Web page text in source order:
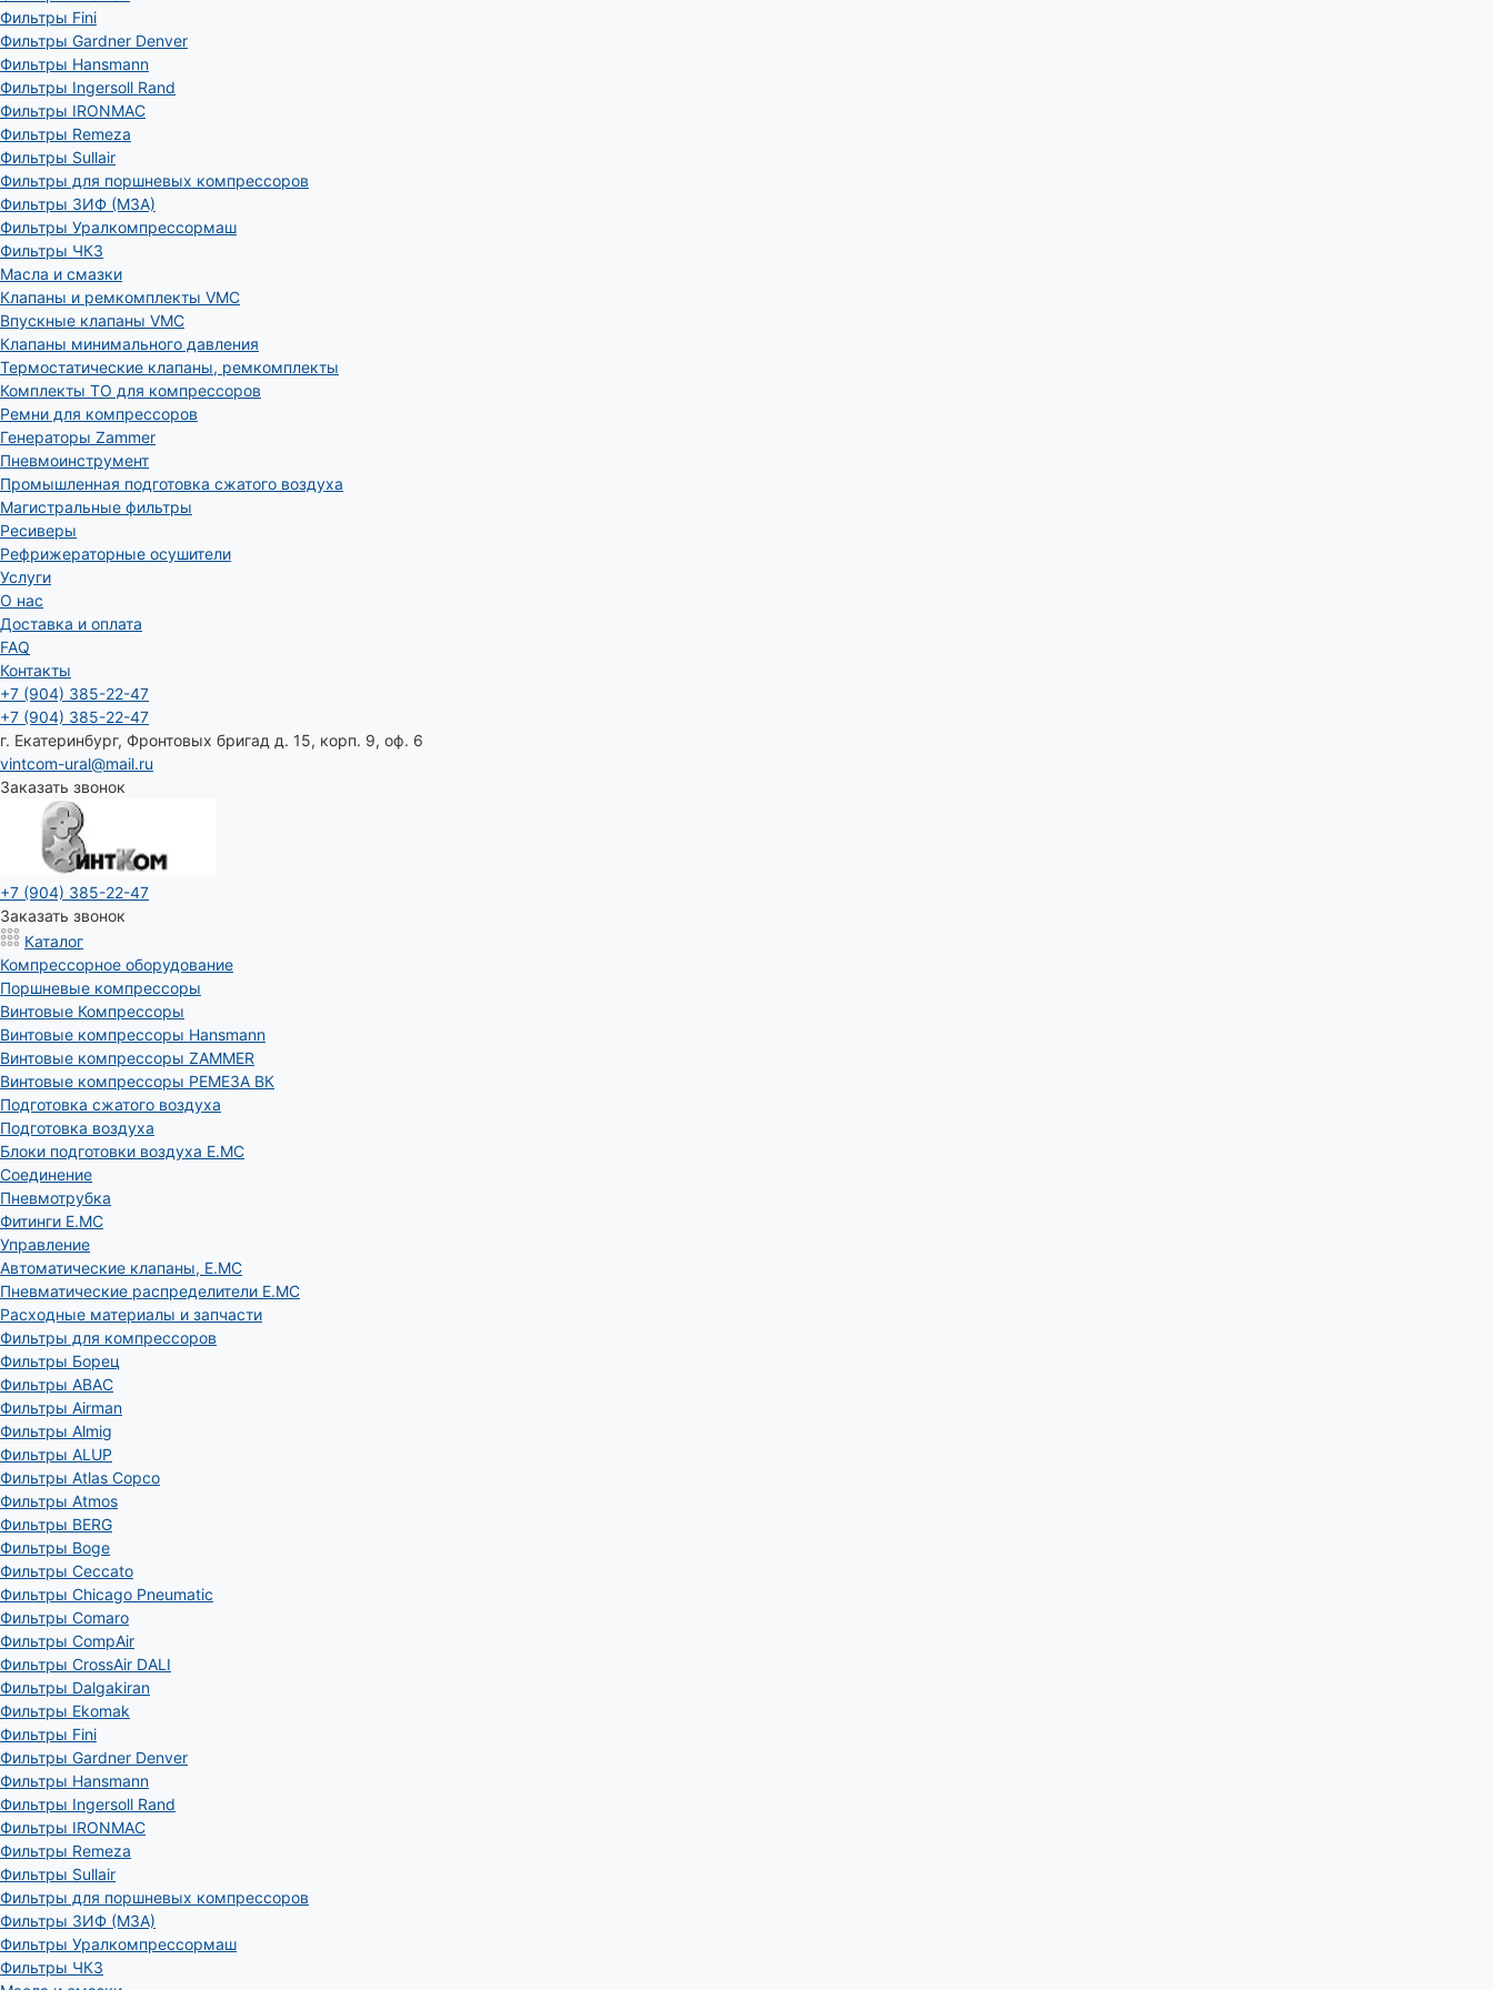
Фильтры Fini
Фильтры Gardner Denver
Фильтры Hansmann
Фильтры Ingersoll Rand
Фильтры IRONMAC
Фильтры Remeza
Фильтры Sullair
Фильтры для поршневых компрессоров
Фильтры ЗИФ (МЗА)
Фильтры Уралкомпрессормаш
Фильтры ЧКЗ
Масла и смазки
Клапаны и ремкомплекты VMC
Впускные клапаны VMC
Клапаны минимального давления
Термостатические клапаны, ремкомплекты
Комплекты ТО для компрессоров
Ремни для компрессоров
Генераторы Zammer
Пневмоинструмент
Промышленная подготовка сжатого воздуха
Магистральные фильтры
Ресиверы
Рефрижераторные осушители
Услуги
О нас
Доставка и оплата
FAQ
Контакты
+7 (904) 385-22-47
+7 (904) 385-22-47
г. Екатеринбург, Фронтовых бригад д. 15, корп. 9, оф. 6
vintcom-ural@mail.ru
Заказать звонок
+7 (904) 385-22-47
Заказать звонок
Каталог
Компрессорное оборудование
Поршневые компрессоры
Винтовые Компрессоры
Винтовые компрессоры Hansmann
Винтовые компрессоры ZAMMER
Винтовые компрессоры РЕМЕЗА ВК
Подготовка сжатого воздуха
Подготовка воздуха
Блоки подготовки воздуха E.MC
Соединение
Пневмотрубка
Фитинги E.MC
Управление
Автоматические клапаны, Е.МС
Пневматические распределители E.MC
Расходные материалы и запчасти
Фильтры для компрессоров
Фильтры Борец
Фильтры ABAC
Фильтры Airman
Фильтры Almig
Фильтры ALUP
Фильтры Atlas Copco
Фильтры Atmos
Фильтры BERG
Фильтры Boge
Фильтры Ceccato
Фильтры Chicago Pneumatic
Фильтры Comaro
Фильтры CompAir
Фильтры CrossAir DALI
Фильтры Dalgakiran
Фильтры Ekomak
Фильтры Fini
Фильтры Gardner Denver
Фильтры Hansmann
Фильтры Ingersoll Rand
Фильтры IRONMAC
Фильтры Remeza
Фильтры Sullair
Фильтры для поршневых компрессоров
Фильтры ЗИФ (МЗА)
Фильтры Уралкомпрессормаш
Фильтры ЧКЗ